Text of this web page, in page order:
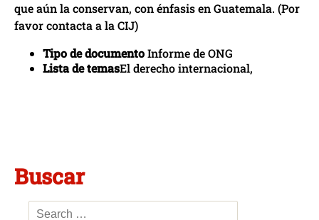
que aún la conservan, con énfasis en Guatemala. (Por
favor contacta a la CIJ)
Tipo de documentoInforme de ONG
Lista de temasEl derecho internacional,
Buscar